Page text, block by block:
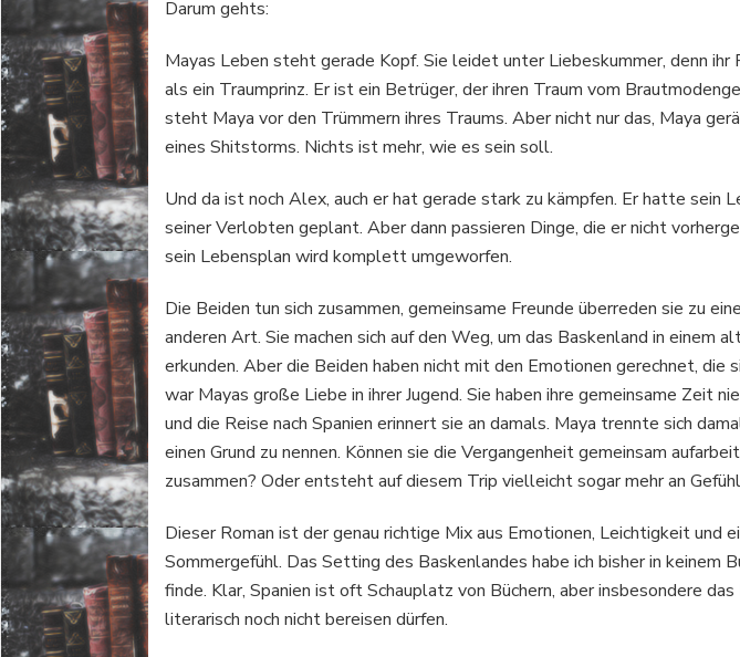
Darum gehts:
Mayas Leben steht gerade Kopf. Sie leidet unter Liebeskummer, denn ihr
als ein Traumprinz. Er ist ein Betrüger, der ihren Traum vom
steht Maya vor den Trümmern ihres Traums. Aber nicht nur das, Maya
eines Shitstorms. Nichts ist mehr, wie es sein soll.
Und da ist noch Alex, auch er hat gerade stark zu kämpfen. Er hatte sein
seiner Verlobten geplant. Aber dann passieren Dinge, die er nicht
sein Lebensplan wird komplett umgeworfen.
Die Beiden tun sich zusammen, gemeinsame Freunde überreden sie zu
anderen Art. Sie machen sich auf den Weg, um das Baskenland in einem
erkunden. Aber die Beiden haben nicht mit den Emotionen gerechnet, die
war Mayas große Liebe in ihrer Jugend. Sie haben ihre gemeinsame Zeit
und die Reise nach Spanien erinnert sie an damals. Maya trennte sich
einen Grund zu nennen. Können sie die Vergangenheit gemeinsam
zusammen? Oder entsteht auf diesem Trip vielleicht sogar mehr an
Dieser Roman ist der genau richtige Mix aus Emotionen, Leichtigkeit und
Sommergefühl. Das Setting des Baskenlandes habe ich bisher in keinem
finde. Klar, Spanien ist oft Schauplatz von Büchern, aber insbesondere das
literarisch noch nicht bereisen dürfen.